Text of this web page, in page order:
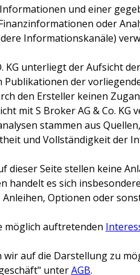
und einer
oder
Informationskanäle)
KG unterliegt der Aufsicht
Publikationen der
den Ersteller keinen
mitS Broker AG & Co. KG
stammen aus
und Vollständigkeit der
dieser Seite stellen keine
handelt es sich
Optionen oder
möglich auftretenden
wir auf die Darstellung zu
unterAGB.